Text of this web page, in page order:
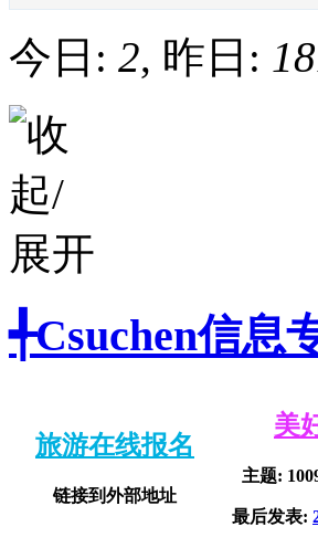
今日: 2, 昨日:
╃Csuchen信息
旅游在线报名
链接到外部地址
美
主题:
最后发表: